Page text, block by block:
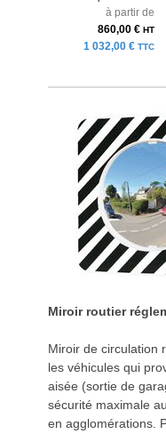
à partir de
860,00 € HT
1 032,00 € TTC
Miroir routier
Miroir de circulation
les véhicules qui
aisée (sortie de
sécurité maximale
en agglomérations.